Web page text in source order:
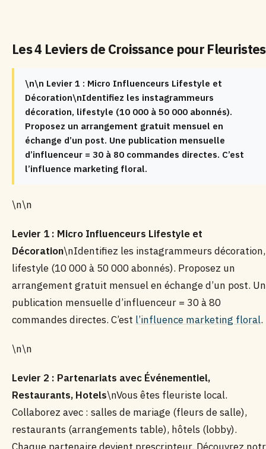
Les 4 Leviers de Croissance pour Fleuristes
\n\n Levier 1 : Micro Influenceurs Lifestyle et
Décoration\nIdentifiez les instagrammeurs
décoration, lifestyle (10 000 à 50 000 abonnés).
Proposez un arrangement gratuit mensuel en
échange d’un post. Une publication mensuelle
d’influenceur = 30 à 80 commandes directes. C’est
l’influence marketing floral.
\n\n
Levier 1 : Micro Influenceurs Lifestyle et
Décoration\nIdentifiez les instagrammeurs décoration,
lifestyle (10 000 à 50 000 abonnés). Proposez un
arrangement gratuit mensuel en échange d’un post.
publication mensuelle d’influenceur = 30 à 80
commandes directes. C’est l’influence marketing floral.
\n\n
Levier 2 : Partenariats avec Événementiel,
Restaurants, Hotels\nVous êtes fleuriste local.
Collaborez avec : salles de mariage (fleurs de salle),
restaurants (arrangements table), hôtels (lobby).